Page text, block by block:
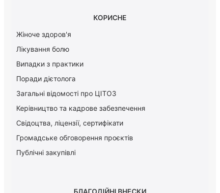
КОРИСНЕ
Жіноче здоров'я
Лікування болю
Випадки з практики
Поради дієтолога
Загальні відомості про ЦІТОЗ
Керiвництво та кадрове забезпечення
Свідоцтва, ліцензії, сертифікати
Громадське обговорення проєктів
Публічні закупівлі
БЛАГОДІЙНІ ВНЕСКИ